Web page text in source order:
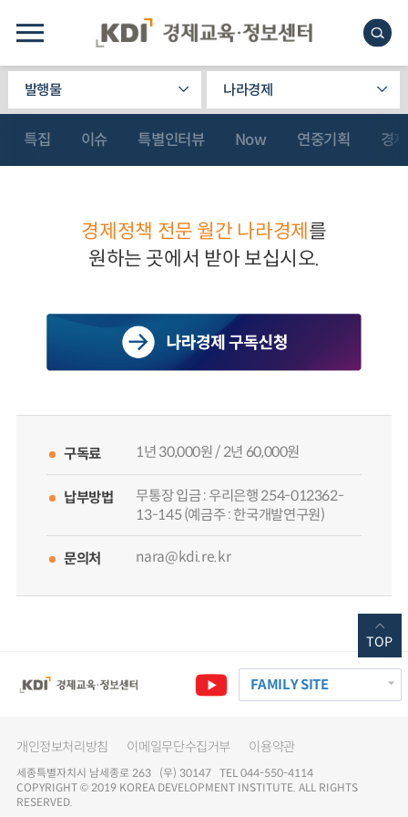
발행물 나라경제
특집 이슈 특별인터뷰 Now 연중기획 경
경제정책 전문 월간 나라경제를
원하는 곳에서 받아 보십시오.
구독료 1년 30,000원 / 2년 60,000원
납부방법
무통장 입금 : 우리은행 254-012362-
13-145 (예금주 : 한국개발연구원)
문의처 nara@kdi.re.kr
FAMILY SITE
개인정보처리방침 이메일무단수집거부 이용약관
세종특별자치시 남세종로 263 (우) 30147 TEL 044-550-4114
COPYRIGHT © 2019 KOREA DEVELOPMENT INSTITUTE. ALL RIGHTS
RESERVED.
TOP